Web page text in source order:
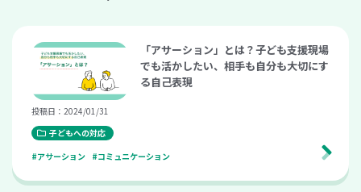
「アサーション」とは？子ども支援現場
でも活かしたい、相手も自分も大切にす
る自己表現
投稿日：2024/01/31
子どもへの対応
#アサーション
#コミュニケーション